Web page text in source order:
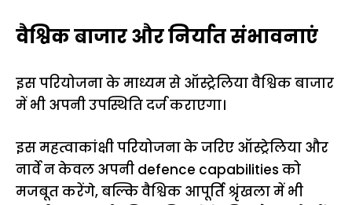
वैश्विक बाजार और निर्यात संभावनाएं
इस परियोजना के माध्यम से ऑस्ट्रेलिया वैश्विक बाजार
में भी अपनी उपस्थिति दर्ज कराएगा।
इस महत्वाकांक्षी परियोजना के जरिए ऑस्ट्रेलिया और
नार्वे न केवल अपनी defence capabilities को
मजबूत करेंगे, बल्कि वैश्विक आपूर्ति श्रृंखला में भी